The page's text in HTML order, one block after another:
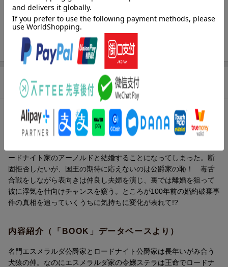
発行形態 単行本
ページ数 312p
ISBN 9784866697222
商品説明
内容紹介（JPROより）
名門エスメラルダ公爵家とロードナイト公爵家は、長年いがみ合
ードナイト家のアーノルドと結婚することになってしまった。断
固拒否したいが、国王の期待に応えないのは公爵家の恥！ 毒舌
合戦をしながら表向きは仲良し夫婦を演じ、裏では離婚を狙って
彼に浮気を仕向けチャンスを窺う。ところが100年前の婚約破棄事
件の真相を追っていくうちに気持ちに変化が表れて!?
内容紹介（「BOOK」データベースより）
名門エスメラルダ公爵家とロードナイト公爵家は長年いがみ合う
犬猿の仲。なのにエスメラルダ家の令嬢ステラは王命でロードナ